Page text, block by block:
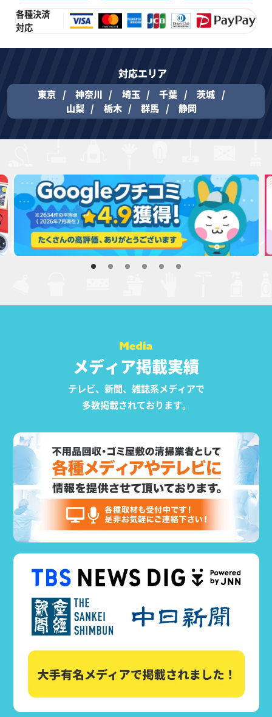
各種決済
対応
対応エリア
東京 神奈川 埼玉 千葉
茨城
山梨
栃木 群馬 静岡
メディア掲載実績
テレビ、新聞、雑誌系メディアで
多数掲載されております。